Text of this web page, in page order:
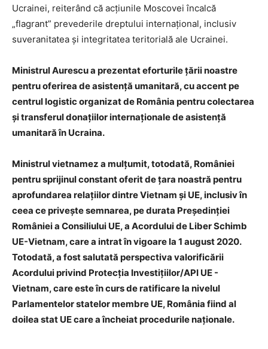
Ucrainei, reiterând că acţiunile Moscovei încalcă
„flagrant” prevederile dreptului internaţional, inclusiv
suveranitatea şi integritatea teritorială ale Ucrainei.
Ministrul Aurescu a prezentat eforturile ţării noastre
pentru oferirea de asistenţă umanitară, cu accent pe
centrul logistic organizat de România pentru colectarea
şi transferul donaţiilor internaţionale de asistenţă
umanitară în Ucraina.
Ministrul vietnamez a mulţumit, totodată, României
pentru sprijinul constant oferit de ţara noastră pentru
aprofundarea relaţiilor dintre Vietnam şi UE, inclusiv în
ceea ce priveşte semnarea, pe durata Preşedinţiei
României a Consiliului UE, a Acordului de Liber Schimb
UE-Vietnam, care a intrat în vigoare la 1 august 2020.
Totodată, a fost salutată perspectiva valorificării
Acordului privind Protecţia Investiţiilor/API UE -
Vietnam, care este în curs de ratificare la nivelul
Parlamentelor statelor membre UE, România fiind al
doilea stat UE care a încheiat procedurile naţionale.